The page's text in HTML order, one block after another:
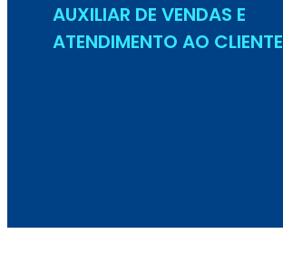
AUXILIAR DE VENDAS E
ATENDIMENTO AO CLIENTE